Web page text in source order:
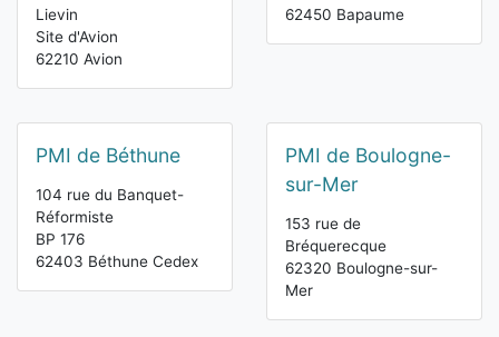
Lievin
Site d'Avion
62210 Avion
62450 Bapaume
PMI de Béthune
104 rue du Banquet-
Réformiste
BP 176
62403 Béthune Cedex
PMI de Boulogne-
sur-Mer
153 rue de
Bréquerecque
62320 Boulogne-sur-
Mer